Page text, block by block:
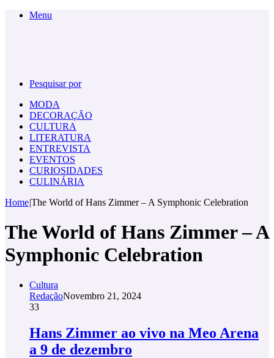
Menu
Pesquisar por
MODA
DECORAÇÃO
CULTURA
LITERATURA
ENTREVISTA
EVENTOS
CURIOSIDADES
CULINÁRIA
Home|The World of Hans Zimmer – A Symphonic Celebration
The World of Hans Zimmer – A
Symphonic Celebration
Cultura
RedaçãoNovembro 21, 2024
33
Hans Zimmer ao vivo na Meo Arena
a 9 de dezembro